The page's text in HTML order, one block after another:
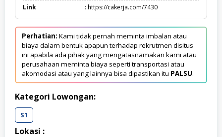
Link
: https://cakerja.com/7430
Perhatian: Kami tidak pernah meminta imbalan atau
biaya dalam bentuk apapun terhadap rekrutmen disitus
ini apabila ada pihak yang mengatasnamakan kami atau
perusahaan meminta biaya seperti transportasi atau
akomodasi atau yang lainnya bisa dipastikan itu PALSU.
Kategori Lowongan:
S1
Lokasi :